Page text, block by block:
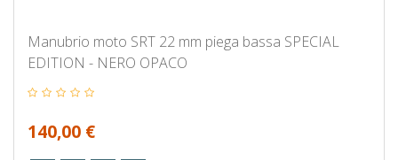
Manubrio moto SRT 22 mm piega bassa SPECIAL
EDITION - NERO OPACO
140,00 €